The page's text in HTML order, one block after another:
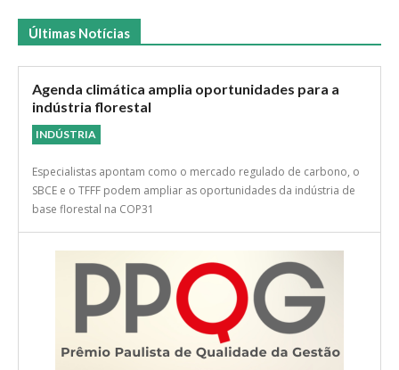
Últimas Notícias
Agenda climática amplia oportunidades para a
indústria florestal
INDÚSTRIA
SBCE e o TFFF podem ampliar as oportunidades da indústria de
base florestal na COP31